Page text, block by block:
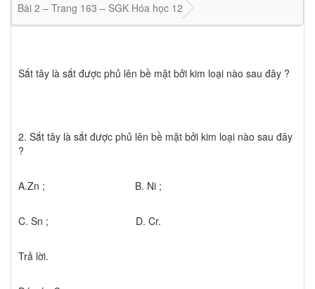
Bài 2 – Trang 163 – SGK Hóa học 12
Sắt tây là sắt được phủ lên bề mặt bởi kim loại nào sau đây ?
2. Sắt tây là sắt được phủ lên bề mặt bởi kim loại nào sau đây
?
A.Zn ; B. Ni ;
C. Sn ; D. Cr.
Trả lời.